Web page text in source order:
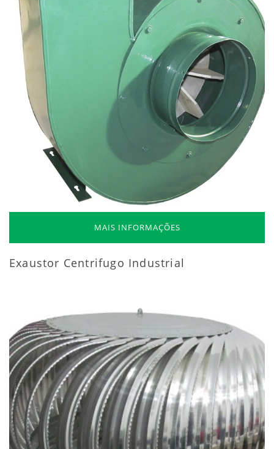
MAIS INFORMAÇÕES
Exaustor Centrifugo Industrial